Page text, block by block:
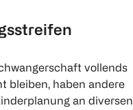
vollends
bleiben, haben andere
an diversen